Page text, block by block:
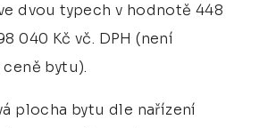
dvou typech v hodnotě 448
040 Kč vč. DPH (není
bytu).
plocha bytu dle nařízení